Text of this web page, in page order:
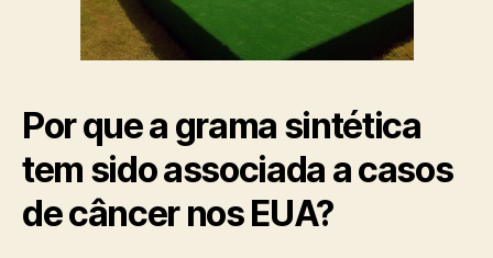
Por que a grama sintética
tem sido associada a casos
de câncer nos EUA?